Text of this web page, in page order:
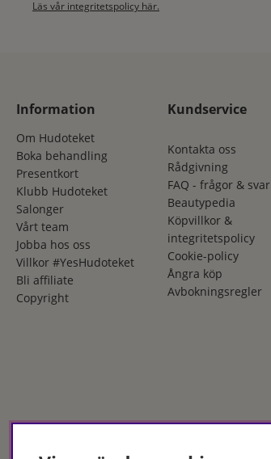
Läs vår integritetspolicy här.
Information
Om Hudoteket
Boka behandling
Presentkort
Klubb Hudoteket
Salonger
Vårt team
Jobba hos oss
Villkor #YesHudoteket
Bli affiliate
Copyright
Kundservice
Kontakta oss
Rådgivning
FAQ - frågor & svar
Beautypedia
Köpvillkor &
integritetspolicy
Cookie-policy
Ångra köp
Avbokningsregler